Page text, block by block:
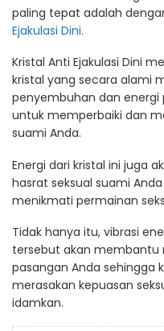
paling tepat adalah
Ejakulasi Dini.
Kristal Anti Ejakulasi Dini
kristal yang secara alami
penyembuhan dan energi
untuk memperbaiki dan
suami Anda.
Energi dari kristal ini juga
hasrat seksual suami
menikmati permainan
Tidak hanya itu, vibrasi
tersebut akan membantu
pasangan Anda sehingga
merasakan kepuasan
idamkan.